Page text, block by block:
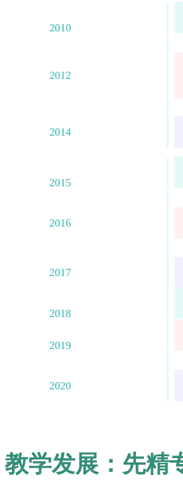
2010
2012
2014
2015
2016
2017
2018
2019
2020
教学发展：先精